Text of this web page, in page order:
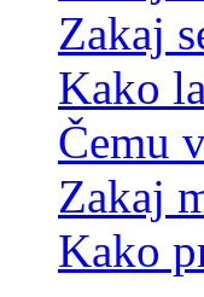
Zakaj
Kako
Čemu
Zakaj
Kako